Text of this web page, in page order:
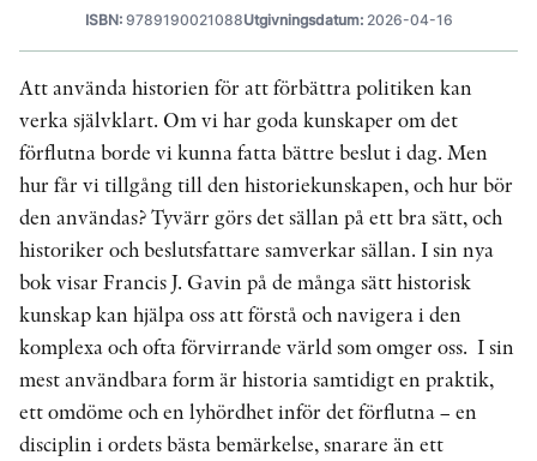
ISBN:9789190021088Utgivningsdatum:2026-04-16
Att använda historien för att förbättra politiken kan
verka självklart. Om vi har goda kunskaper om det
förflutna borde vi kunna fatta bättre beslut i dag. Men
hur får vi tillgång till den historiekunskapen, och hur bör
den användas? Tyvärr görs det sällan på ett bra sätt, och
historiker och beslutsfattare samverkar sällan. I sin nya
bok visar Francis J. Gavin på de många sätt historisk
kunskap kan hjälpa oss att förstå och navigera i den
komplexa och ofta förvirrande värld som omger oss. I sin
mest användbara form är historia samtidigt en praktik,
ett omdöme och en lyhördhet inför det förflutna – en
disciplin i ordets bästa bemärkelse, snarare än ett